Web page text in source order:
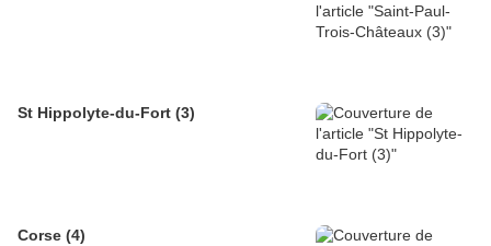
St Hippolyte-du-Fort (3)
Corse (4)